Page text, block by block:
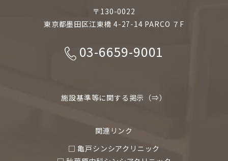
〒130-0022
東京都墨田区江東橋 4-27-14 PARCO ７F
03-6659-9001
施設基準等に関する掲示（⇒）
関連リンク
□ 亀戸シンシアクリニック